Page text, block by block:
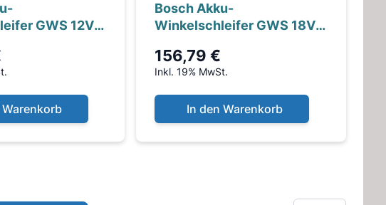
GWS 12V-
Warenkorb
Bosch Akku-
Winkelschleifer GWS 18V-
156,79 €
Inkl. 19% MwSt.
In den Warenkorb